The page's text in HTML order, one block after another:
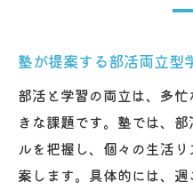
塾が提案する部活両立型
部活と学習の両立は、多
きな課題です。塾では、
ルを把握し、個々の生活
案します。具体的には、